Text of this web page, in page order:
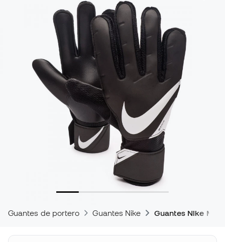
Guantes de portero Guantes Nike Guantes Nike